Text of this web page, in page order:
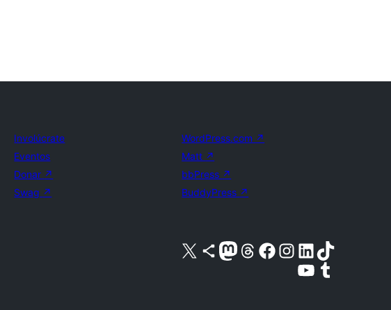
Involúcrate
Eventos
Donar ↗
Swag ↗
WordPress.com ↗
Matt ↗
bbPress ↗
BuddyPress ↗
Visita nuestra cuenta de X (anteriormente Twitter)
Visita nuestra cuenta de Bluesky
Visita nuestra cuenta de Mastodon
Visita nuestra cuenta de Threads
Visita nuestra página de Facebook
Visita nuestra cuenta de Instagram
Visita nuestra cuenta de LinkedIn
Visita nuestra cuenta de TikTok
Visita nuestro canal de YouTube
Visita nuestra cuenta de Tumblr